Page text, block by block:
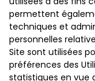
permettent
techniques et
personnelles
Site sont utilisées
préférences des
statistiques en vue